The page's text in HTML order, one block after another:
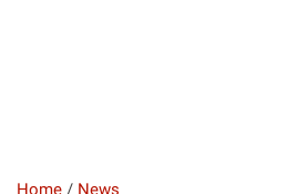
Home / News